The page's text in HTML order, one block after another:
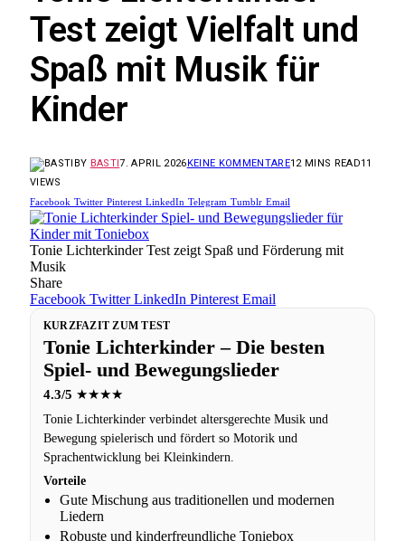
Test zeigt Vielfalt und
Spaß mit Musik für
Kinder
BY BASTI7. APRIL 2026KEINE KOMMENTARE12 MINS READ11
VIEWS
Facebook Twitter Pinterest LinkedIn Telegram Tumblr Email
Tonie Lichterkinder Test zeigt Spaß und Förderung mit
Musik
Share
Facebook Twitter LinkedIn Pinterest Email
KURZFAZIT ZUM TEST
Tonie Lichterkinder – Die besten
Spiel- und Bewegungslieder
4.3/5 ★★★★
Tonie Lichterkinder verbindet altersgerechte Musik und
Bewegung spielerisch und fördert so Motorik und
Sprachentwicklung bei Kleinkindern.
Vorteile
Gute Mischung aus traditionellen und modernen
Liedern
Robuste und kinderfreundliche Toniebox